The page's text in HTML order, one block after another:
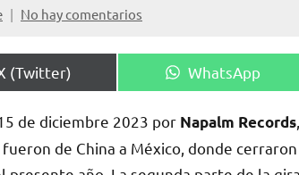
No hay comentarios
(Twitter)
Compartir
en
WhatsApp
de diciembre 2023 por Napalm Records
de China a México, donde